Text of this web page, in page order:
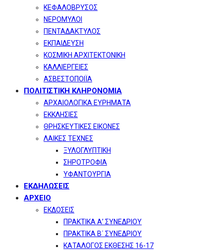
ΚΕΦΑΛΟΒΡΥΣΟΣ
ΝΕΡΟΜΥΛΟΙ
ΠΕΝΤΑΔΑΚΤΥΛΟΣ
ΕΚΠΑΙΔΕΥΣΗ
ΚΟΣΜΙΚΗ ΑΡΧΙΤΕΚΤΟΝΙΚΗ
ΚΑΛΛΙΕΡΓΕΙΕΣ
ΑΣΒΕΣΤΟΠΟΙΪΑ
ΠΟΛΙΤΙΣΤΙΚΗ ΚΛΗΡΟΝΟΜΙΑ
ΑΡΧΑΙΟΛΟΓΙΚΑ ΕΥΡΗΜΑΤΑ
ΕΚΚΛΗΣΙΕΣ
ΘΡΗΣΚΕΥΤΙΚΕΣ ΕΙΚΟΝΕΣ
ΛΑΙΚΕΣ ΤΕΧΝΕΣ
ΞΥΛΟΓΛΥΠΤΙΚΗ
ΣΗΡΟΤΡΟΦΙΑ
ΥΦΑΝΤΟΥΡΓΙΑ
ΕΚΔΗΛΩΣΕΙΣ
ΑΡΧΕΙΟ
ΕΚΔΟΣΕΙΣ
ΠΡΑΚΤΙΚΑ Α’ ΣΥΝΕΔΡΙΟΥ
ΠΡΑΚΤΙΚΑ Β΄ ΣΥΝΕΔΡΙΟΥ
ΚΑΤΑΛΟΓΟΣ ΕΚΘΕΣΗΣ 16-17